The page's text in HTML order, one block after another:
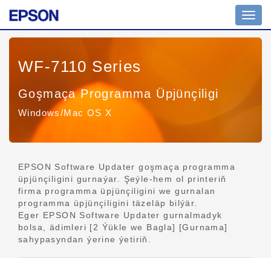
geçir
WF-7110 Series
Goşmaça Programma Üpjünçiligi
Windows/Mac OS X
EPSON Software Updater goşmaça programma
üpjünçiligini gurnaýar. Şeýle-hem ol printeriň
firma programma üpjünçiligini we gurnalan
programma üpjünçiligini täzeläp bilýär.
Eger EPSON Software Updater gurnalmadyk
bolsa, ädimleri [2 Ýükle we Bagla] [Gurnama]
sahypasyndan ýerine ýetiriň.